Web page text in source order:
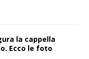
la cappella
Ecco le foto